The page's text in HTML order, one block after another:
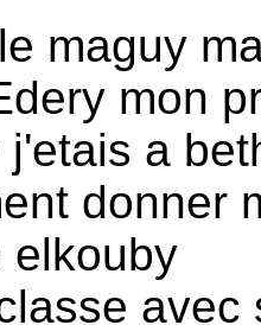
maguy
mon
j'etais a
donner
elkouby